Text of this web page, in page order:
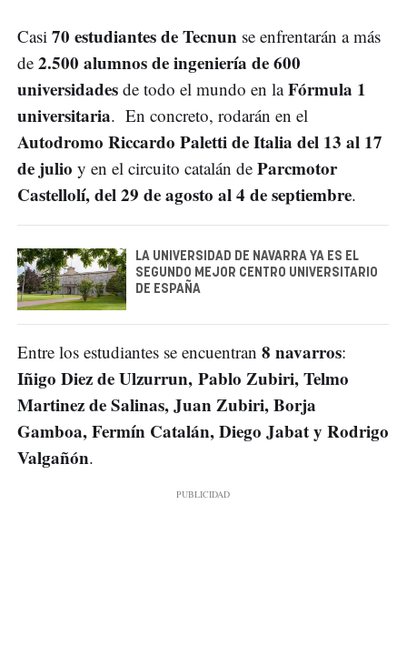
Casi 70 estudiantes de Tecnun se enfrentarán a más
de 2.500 alumnos de ingeniería de 600
universidades de todo el mundo en laFórmula 1
universitaria. En concreto, rodarán en el
Autodromo Riccardo Paletti de Italia del 13 al 17
de julio y en el circuito catalán de Parcmotor
Castellolí, del 29 de agosto al 4 de septiembre.
LA UNIVERSIDAD DE NAVARRA YA ES EL
SEGUNDO MEJOR CENTRO UNIVERSITARIO
DE ESPAÑA
Entre los estudiantes se encuentran 8 navarros:
Iñigo Diez de Ulzurrun, Pablo Zubiri, Telmo
Martinez de Salinas, Juan Zubiri, Borja
Gamboa, Fermín Catalán, Diego Jabat y Rodrigo
Valgañón.